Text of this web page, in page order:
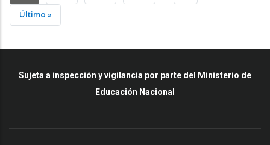
Actual
Última
Último »
Sujeta a inspección y vigilancia por parte del Ministerio de
Educación Nacional